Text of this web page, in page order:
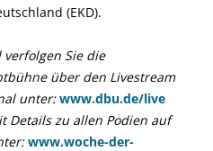
(EKD).
Sie die
über den Livestream
unter:www.dbu.de/live
Details zu allen Podien auf
www.woche-der-